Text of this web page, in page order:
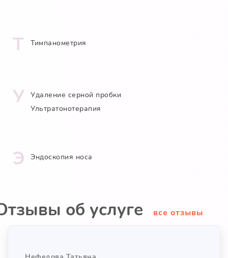
Т Тимпанометрия
У
Удаление серной пробки
Ультратонотерапия
Э Эндоскопия носа
об услуге все отзывы